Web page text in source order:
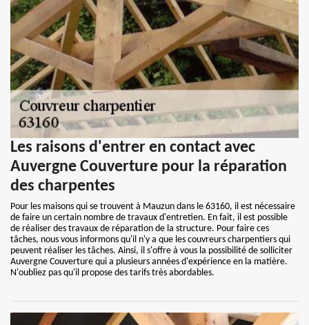
Les raisons d'entrer en contact avec
Auvergne Couverture pour la réparation
des charpentes
Pour les maisons qui se trouvent à Mauzun dans le 63160, il est nécessaire
de faire un certain nombre de travaux d'entretien. En fait, il est possible
de réaliser des travaux de réparation de la structure. Pour faire ces
tâches, nous vous informons qu'il n'y a que les couvreurs charpentiers qui
peuvent réaliser les tâches. Ainsi, il s'offre à vous la possibilité de solliciter
Auvergne Couverture qui a plusieurs années d'expérience en la matière.
N'oubliez pas qu'il propose des tarifs très abordables.